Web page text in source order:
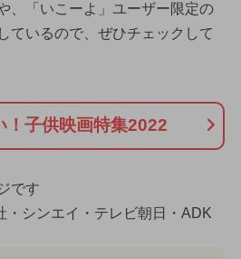
、「いこーよ」ユーザー限定の
ているので、ぜひチェックして
！子供映画特集2022
です
・シンエイ・テレビ朝日・ADK